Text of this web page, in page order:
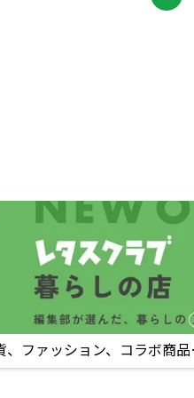
、ファッション、コラボ商